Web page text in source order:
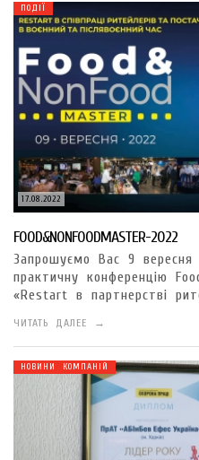
17.08.2022
ПОДІЇ
FOOD&NONFOODMASTER-2022
Запрошуємо Вас 9
практичну конференцію
«Restart в партнерстві
ЧИТАТЬ ДАЛЕЕ →
НОВИНИ КОМПАНІЙ